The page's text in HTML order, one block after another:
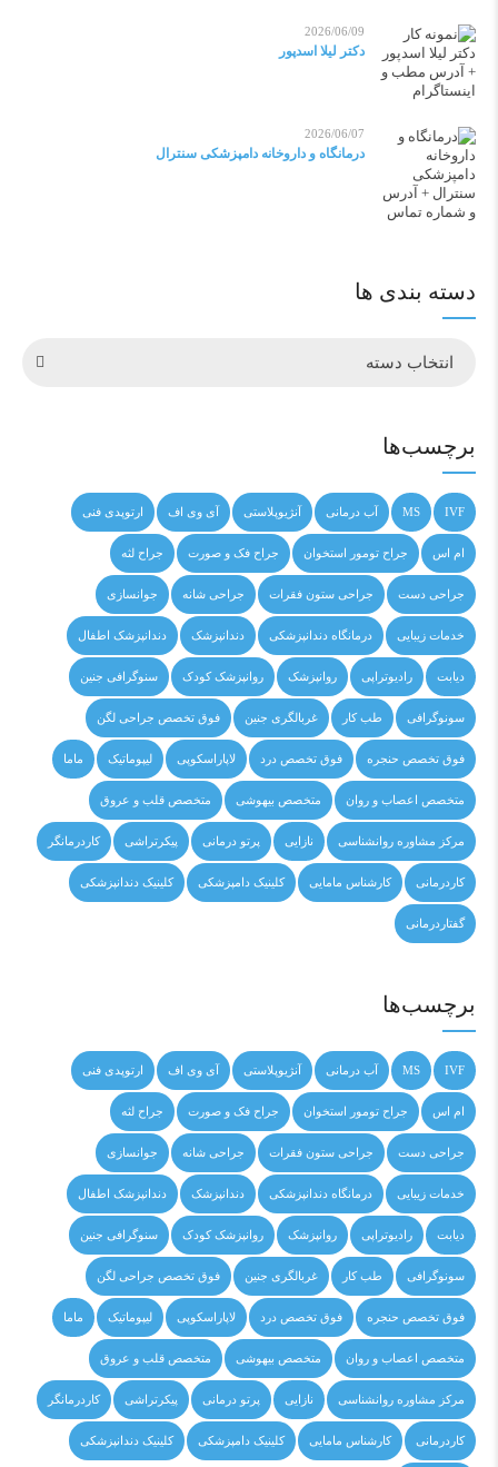
2026/06/09
دکتر لیلا اسدپور
2026/06/07
درمانگاه و داروخانه دامپزشکی سنترال
دسته بندی ها
انتخاب دسته
برچسب‌ها
IVF
MS آب درمانی آنژیوپلاستی آی وی اف ارتوپدی فنی
ام اس جراح تومور استخوان جراح فک و صورت جراح لثه
جراحی دست جراحی ستون فقرات جراحی شانه جوانسازی
خدمات زیبایی درمانگاه دندانپزشکی دندانپزشک دندانپزشک اطفال
دیابت رادیوتراپی روانپزشک روانپزشک کودک سنوگرافی جنین
سونوگرافی طب کار غربالگری جنین فوق تخصص جراحی لگن
فوق تخصص حنجره فوق تخصص درد لاپاراسکوپی لیپوماتیک ماما
متخصص اعصاب و روان متخصص بیهوشی متخصص قلب و عروق
مرکز مشاوره روانشناسی نازایی پرتو درمانی پیکرتراشی کاردرمانگر
کاردرمانی کارشناس مامایی کلینیک دامپزشکی کلینیک دندانپزشکی
گفتاردرمانی
برچسب‌ها
IVF
MS آب درمانی آنژیوپلاستی آی وی اف ارتوپدی فنی
ام اس جراح تومور استخوان جراح فک و صورت جراح لثه
جراحی دست جراحی ستون فقرات جراحی شانه جوانسازی
خدمات زیبایی درمانگاه دندانپزشکی دندانپزشک دندانپزشک اطفال
دیابت رادیوتراپی روانپزشک روانپزشک کودک سنوگرافی جنین
سونوگرافی طب کار غربالگری جنین فوق تخصص جراحی لگن
فوق تخصص حنجره فوق تخصص درد لاپاراسکوپی لیپوماتیک ماما
متخصص اعصاب و روان متخصص بیهوشی متخصص قلب و عروق
مرکز مشاوره روانشناسی نازایی پرتو درمانی پیکرتراشی کاردرمانگر
کاردرمانی کارشناس مامایی کلینیک دامپزشکی کلینیک دندانپزشکی